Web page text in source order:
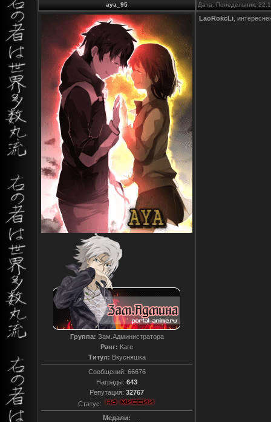
aya_95 Дата: Понедельник,
Группа: Зам.Администратора
Ранг: Каге
Титул: Вкусняшка
Сообщений: 66676
Награды: 643
Репутация: 32767
Статус:
Медали:
LaoRokcLi ,